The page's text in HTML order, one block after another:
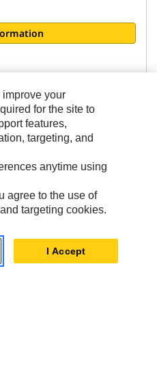
500 mm (20 tum):
500 mm
your
for the site to
features,
targeting, and
anytime using
agree to the use of
targeting cookies.
I Accept